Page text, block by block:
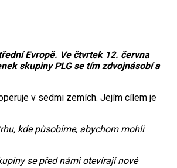
Evropě. Ve čtvrtek 12. června
skupiny PLG se tím zdvojnásobí a
v sedmi zemích. Jejím cílem je
kde působíme, abychom mohli
se před námi otevírají nové